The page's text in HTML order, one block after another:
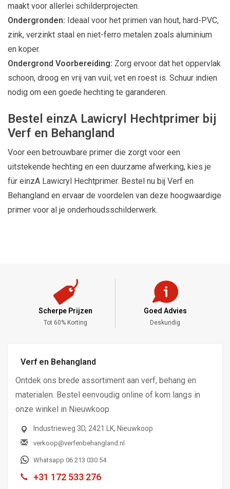
maakt voor allerlei schilderprojecten.
Ondergronden: Ideaal voor het primen van hout, hard-PVC,
zink, verzinkt staal en niet-ferro metalen zoals aluminium
en koper.
Ondergrond Voorbereiding: Zorg ervoor dat het oppervlak
schoon, droog en vrij van vuil, vet en roest is. Schuur indien
nodig om een goede hechting te garanderen.
Bestel einzA Lawicryl Hechtprimer bij
Verf en Behangland
Voor een betrouwbare primer die zorgt voor een
uitstekende hechting en een duurzame afwerking, kies je
für einzA Lawicryl Hechtprimer. Bestel nu bij Verf en
Behangland en ervaar de voordelen van deze hoogwaardige
primer voor al je onderhoudsschilderwerk.
Scherpe Prijzen
Tot 60% Korting
Goed Advies
Deskundig
Verf en Behangland
Ontdek ons brede assortiment aan verf, behang en
materialen. Bestel eenvoudig online of kom langs in
onze winkel in Nieuwkoop.
Industrieweg 3D, 2421 LK, Nieuwkoop
verkoop@verfenbehangland.nl
Whatsapp 06 213 030 54
+31 172 533 276